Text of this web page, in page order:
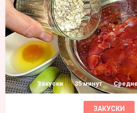
Закуски 35 минут Средне
ЗАКУСКИ